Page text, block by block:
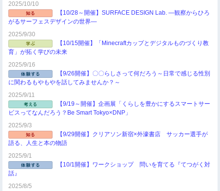
2025/10/10
【10/28～開催】SURFACE DESIGN Lab. ―観察からひろ
がるサーフェスデザインの世界―
2025/9/30
【10/15開催】「Minecraftカップとデジタルものづくり教
育」が拓く学びの未来
2025/9/16
【9/26開催】〇〇らしさって何だろう～日常で感じる性別
に関わるもやもやを話してみませんか？～
2025/9/11
【9/19～開催】企画展「くらしを豊かにするスマートサー
ビスってなんだろう？Be Smart Tokyo×DNP」
2025/9/3
【9/29開催】クリアソン新宿×外濠書店 サッカー選手が
語る、人生と本の物語
2025/9/1
【10/1開催】ワークショップ 問いを育てる『てつがく対
話』
2025/8/5